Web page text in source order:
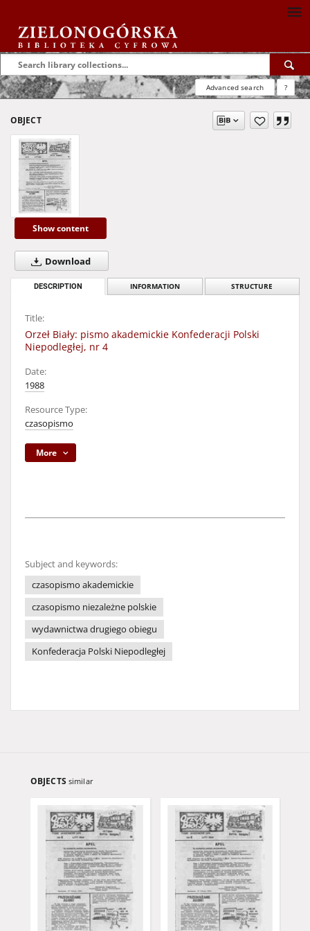
Advanced search ?
OBJECT
Show content
Download
DESCRIPTION INFORMATION STRUCTURE
Title:
Orzeł Biały: pismo akademickie Konfederacji Polski
Niepodległej, nr 4
Date:
1988
Resource Type:
czasopismo
More
Subject and keywords:
czasopismo akademickie
czasopismo niezależne polskie
wydawnictwa drugiego obiegu
Konfederacja Polski Niepodległej
OBJECTS similar